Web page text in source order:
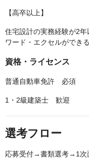
【高卒以上】
住宅設計の実務経験が2
ワード・エクセルができ
資格・ライセンス
普通自動車免許 必須
1・2級建築士 歓迎
選考フロー
応募受付→書類選考→1次